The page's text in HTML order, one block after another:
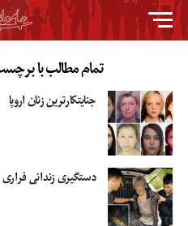
تمام مطالب با
جنایتکارترین زنان اروپا
دستگیری زندانی فراری پس از ۱۷